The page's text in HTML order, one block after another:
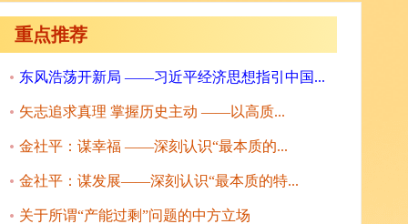
重点推荐
东风浩荡开新局 ——习近平经济思想指引中国...
矢志追求真理 掌握历史主动 ——以高质...
金社平：谋幸福 ——深刻认识“最本质的...
金社平：谋发展——深刻认识“最本质的特...
关于所谓“产能过剩”问题的中方立场